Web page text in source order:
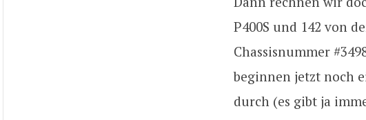
P400S und 142 von
Chassisnummer
beginnen jetzt noch
durch (es gibt ja